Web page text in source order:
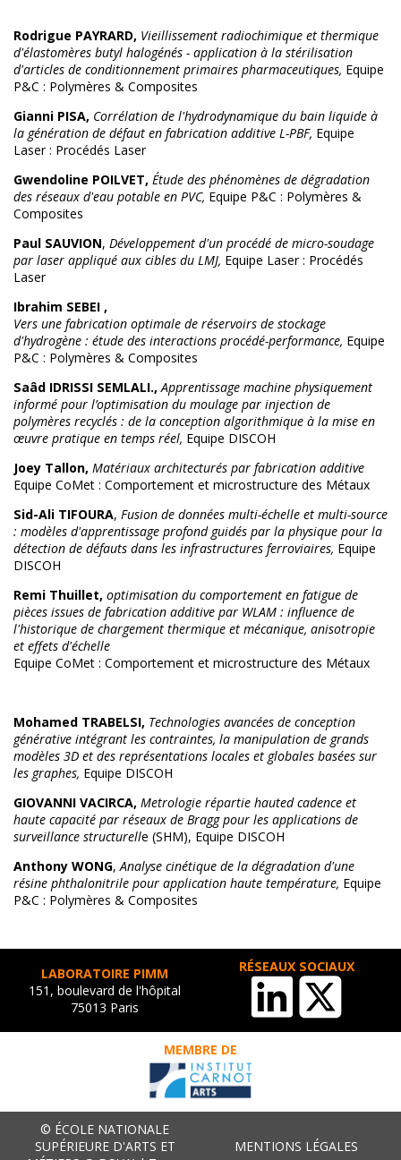
Rodrigue PAYRARD, Vieillissement radiochimique et thermique
d'élastomères butyl halogénés - application à la stérilisation
d'articles de conditionnement primaires pharmaceutiques, Equipe
P&C : Polymères & Composites
Gianni PISA, Corrélation de l'hydrodynamique du bain liquide à
la génération de défaut en fabrication additive L-PBF, Equipe
Laser : Procédés Laser
Gwendoline POILVET, Étude des phénomènes de dégradation
des réseaux d'eau potable en PVC, Equipe P&C : Polymères &
Composites
Paul SAUVION, Développement d'un procédé de micro-soudage
par laser appliqué aux cibles du LMJ, Equipe Laser : Procédés
Laser
Ibrahim SEBEI ,
Vers une fabrication optimale de réservoirs de stockage
d'hydrogène : étude des interactions procédé-performance, Equipe
P&C : Polymères & Composites
Saâd IDRISSI SEMLALI.,Apprentissage machine physiquement
informé pour l’optimisation du moulage par injection de
polymères recyclés : de la conception algorithmique à la mise en
œuvre pratique en temps réel, Equipe DISCOH
Joey Tallon, Matériaux architecturés par fabrication additive
Equipe CoMet : Comportement et microstructure des Métaux
Sid-Ali TIFOURA, Fusion de données multi-échelle et multi-source
: modèles d'apprentissage profond guidés par la physique pour la
détection de défauts dans les infrastructures ferroviaires, Equipe
DISCOH
Remi Thuillet, optimisation du comportement en fatigue de
pièces issues de fabrication additive par WLAM : influence de
l'historique de chargement thermique et mécanique, anisotropie
et effets d'échelle
Equipe CoMet : Comportement et microstructure des Métaux
Mohamed TRABELSI, Technologies avancées de conception
générative intégrant les contraintes, la manipulation de grands
modèles 3D et des représentations locales et globales basées sur
les graphes, Equipe DISCOH
GIOVANNI VACIRCA, Metrologie répartie hauted cadence et
haute capacité par réseaux de Bragg pour les applications de
surveillance structurelle (SHM), Equipe DISCOH
Anthony WONG,Analyse cinétique de la dégradation d'une
résine phthalonitrile pour application haute température, Equipe
P&C : Polymères & Composites
LABORATOIRE PIMM
151, boulevard de l'hôpital
75013 Paris
RÉSEAUX SOCIAUX
MEMBRE DE
© ÉCOLE NATIONALE
SUPÉRIEURE D'ARTS ET
MENTIONS LÉGALES